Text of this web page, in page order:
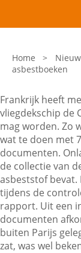
Laatste
Onze
Zoeken
Home >
asbestboeken
Frankrijk heeft
vliegdekschip de
mag worden. Zo
wat te doen met
documenten.
de collectie van
asbeststof
tijdens de
rapport. Uit een
documenten
buiten Parijs
zat, was wel